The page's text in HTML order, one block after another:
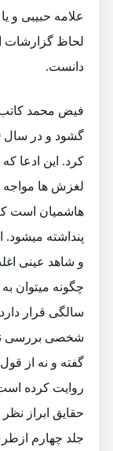
علامه حبیبی و
لحاظ گزارشات
دانست.
کرد. این ادعا
لغزش ها مواجه
هاشمیان است
و شاهد عینی
چگونه میتوان
سالگی قرار
شخصی بررسی
گفته و نه از
روایت کرده
حقایق ابراز
جلد چهارم